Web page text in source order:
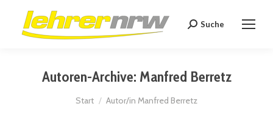
Search:
Suche
Autoren-Archive: Manfred Berretz
Sie befinden sich hier:
Start Autor/in Manfred Berretz